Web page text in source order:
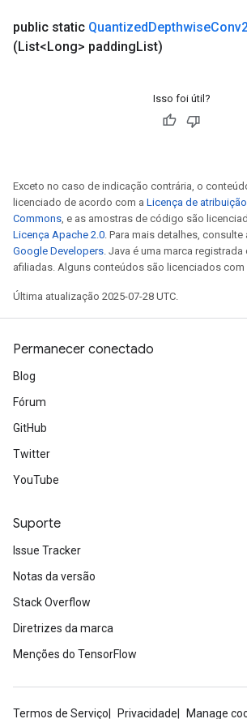
public static QuantizedDepthwise
(List<Long> paddingList)
Isso foi útil?
Exceto no caso de indicação contrária, o
licenciado de acordo com a Licença de
Commons, e as amostras de código são
Licença Apache 2.0. Para mais detalhes, consulte
Google Developers. Java é uma marca registrada
afiliadas. Alguns conteúdos são licenciados com
Última atualização 2025-07-28 UTC.
Permanecer conectado
Blog
Fórum
GitHub
Twitter
YouTube
Suporte
Issue Tracker
Notas da versão
Stack Overflow
Diretrizes da marca
Menções do TensorFlow
Termos de Serviço Privacidade
Manage